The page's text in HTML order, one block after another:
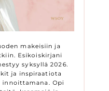
makeisiin ja
Esikoiskirjani
syksyllä 2026.
ja inspiraatiota
innoittamana. Opi